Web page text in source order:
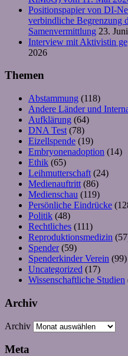
Positionspapier von DI-
verbindliche Begrenzung
Samenvermittlung 23.
Interview mit Aktivistin
2026
Themen
Abstammung (118)
Andere Länder und
Aufklärung (64)
DNA Test (78)
Eizellspende (19)
Embryonenadoption (14)
Ethik (65)
Leihmutterschaft (24)
Medienauftritt (86)
Medienschau (119)
Persönliche Eindrücke
Politik (48)
Rechtliches (111)
Reproduktionsmedizin
Spender(59)
Spenderkinder Verein (99)
Uncategorized (17)
Wissenschaftliche Studien
Archiv
Archiv
Meta